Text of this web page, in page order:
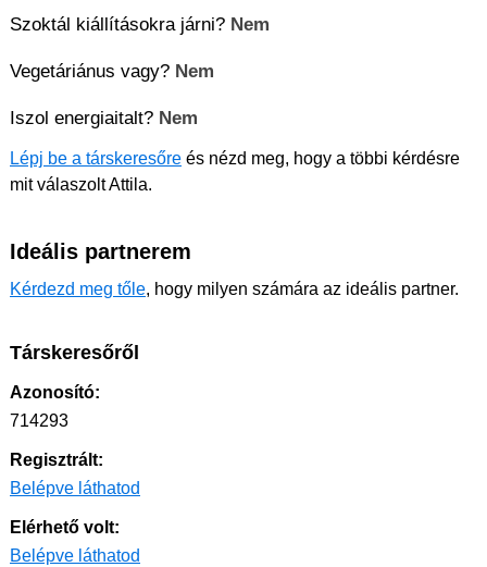
Szoktál kiállításokra járni? Nem
Vegetáriánus vagy? Nem
Iszol energiaitalt? Nem
Lépj be a társkeresőre és nézd meg, hogy a többi kérdésre
mit válaszolt Attila.
Ideális partnerem
Kérdezd meg tőle, hogy milyen számára az ideális partner.
Társkeresőről
Azonosító:
714293
Regisztrált:
Belépve láthatod
Elérhető volt:
Belépve láthatod